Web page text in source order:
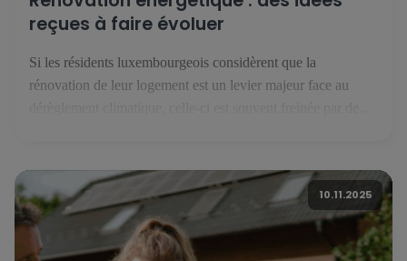
reçues à faire évoluer
Si les résidents luxembourgeois considèrent que la
rénovation de leur logement est un levier majeur face au
énergétique est un levier majeur de la lutte contre le
dérèglement climatique. C’est ce […]
10.11.2025